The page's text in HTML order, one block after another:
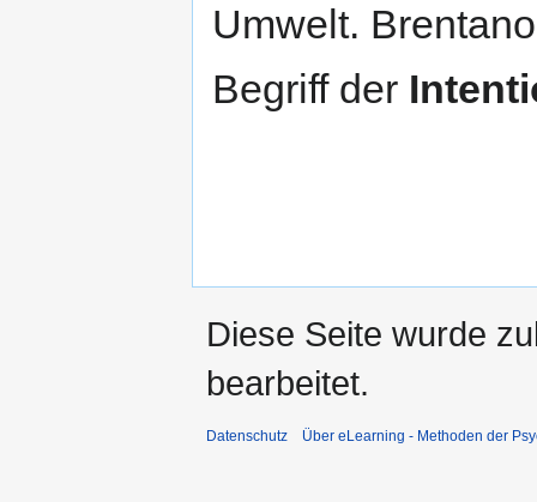
Umwelt.
Begriff der
Diese Seite wurde
bearbeitet.
Datenschutz Über eLearning - Methoden der